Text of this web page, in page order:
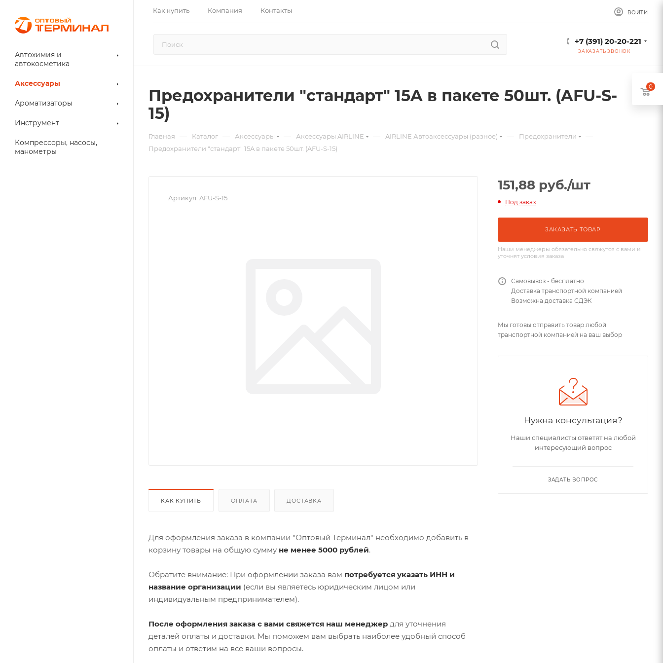
Как купить Компания Контакты ВОЙТИ
+7 (391) 20-20-221
ЗАКАЗАТЬ ЗВОНОК
Автохимия и
автокосметика
Аксессуары
Ароматизаторы
Инструмент
Компрессоры, насосы,
манометры
Предохранители "стандарт" 15A в пакете 50шт. (AFU-S-
15)
Главная — Каталог — Аксессуары — Аксессуары AIRLINE — AIRLINE Автоаксессуары (разное) — Предохранители —
Предохранители "стандарт" 15A в пакете 50шт. (AFU-S-15)
Артикул: AFU-S-15
КАК КУПИТЬ ОПЛАТА ДОСТАВКА
Для оформления заказа в компании "Оптовый Терминал" необходимо добавить в
корзину товары на общую сумму не менее 5000 рублей.
Обратите внимание: При оформлении заказа вам потребуется указать ИНН и
название организации (если вы являетесь юридическим лицом или
индивидуальным предпринимателем).
После оформления заказа с вами свяжется наш менеджер для уточнения
деталей оплаты и доставки. Мы поможем вам выбрать наиболее удобный способ
оплаты и ответим на все ваши вопросы.
151,88 руб./шт
Под заказ
ЗАКАЗАТЬ ТОВАР
Наши менеджеры обязательно свяжутся с вами и
уточнят условия заказа
Самовывоз - бесплатно
Доставка транспортной компанией
Возможна доставка СДЭК
Мы готовы отправить товар любой
транспортной компанией на ваш выбор
Нужна консультация?
Наши специалисты ответят на любой
интересующий вопрос
ЗАДАТЬ ВОПРОС
0